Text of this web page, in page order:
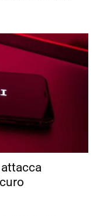
attacca